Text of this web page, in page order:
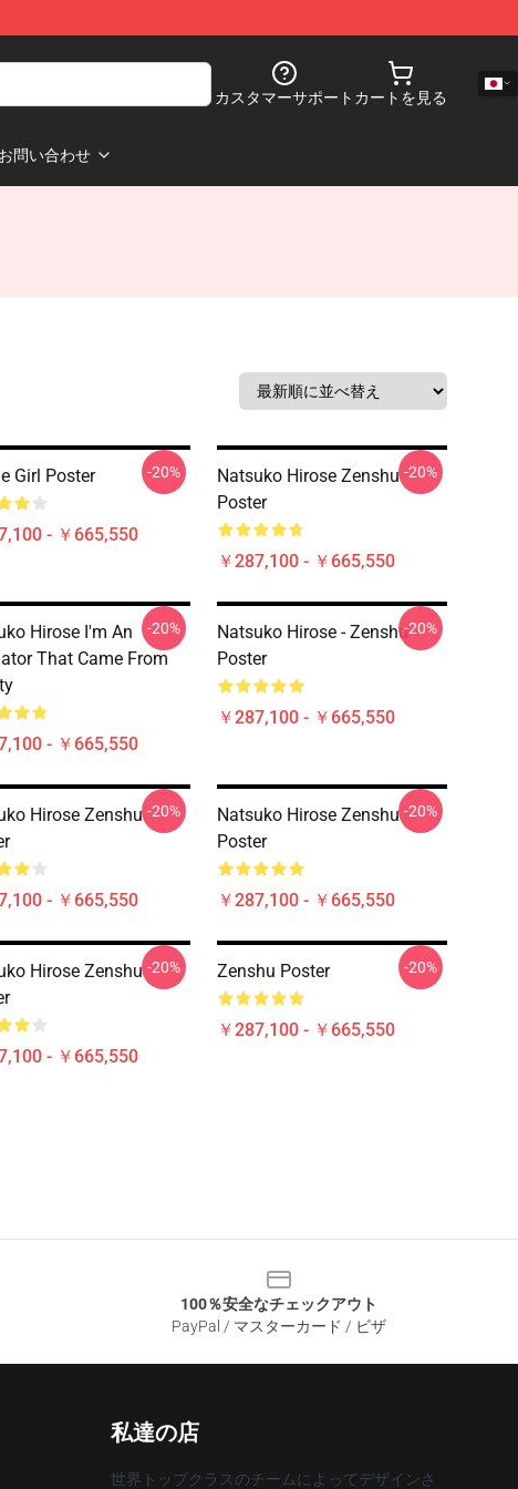
カスタマーサポート カートを見る
お問い合わせ
Girl Poster
- ￥665,550
-20%
Natsuko Hirose Zenshu
Poster
￥287,100 - ￥665,550
-20%
Hirose I'm An
That Came From
- ￥665,550
-20%
Natsuko Hirose - Zenshu
Poster
￥287,100 - ￥665,550
-20%
Hirose Zenshu
- ￥665,550
-20%
Natsuko Hirose Zenshu
Poster
￥287,100 - ￥665,550
-20%
Hirose Zenshu
- ￥665,550
-20% Zenshu Poster
￥287,100 - ￥665,550
-20%
100％安全なチェックアウト
PayPal / マスターカード / ビザ
私達の店
世界トップクラスのチームによってデザインさ